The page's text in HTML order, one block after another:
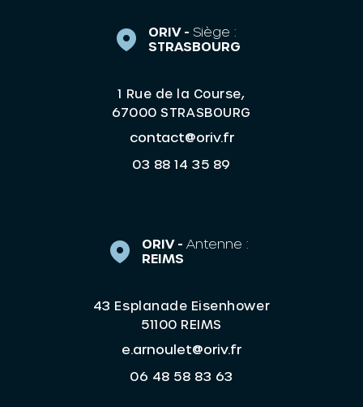
ORIV - Siège :
STRASBOURG
1 Rue de la Course,
67000 STRASBOURG
contact@oriv.fr
03 88 14 35 89
ORIV - Antenne :
REIMS
43 Esplanade Eisenhower
51100 REIMS
e.arnoulet@oriv.fr
06 48 58 83 63